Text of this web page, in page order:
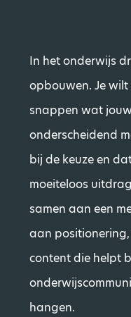
In het onderwijs
opbouwen. Je
snappen wat
onderscheidend
bij de keuze en
moeiteloos
samen aan een
aan
content die helpt
hangen.